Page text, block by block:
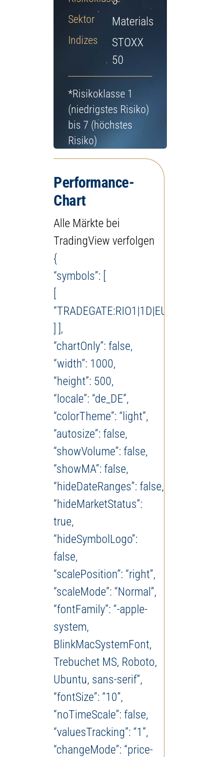
Sektor Materials
Indizes
STOXX
50
*Risikoklasse 1
(niedrigstes Risiko)
bis 7 (höchstes
Risiko)
Performance-
Chart
Alle Märkte bei
TradingView verfolgen
{
“symbols”: [
“TRADEGATE:RIO1|1D|EUR”
] ],
“chartOnly”: false,
“width”: 1000,
“height”: 500,
“locale”: “de_DE”,
“colorTheme”: “light”,
“autosize”: false,
“showVolume”: false,
“showMA”: false,
“hideDateRanges”: false,
“hideMarketStatus”:
true,
“hideSymbolLogo”:
false,
“scalePosition”: “right”,
“scaleMode”: “Normal”,
“fontFamily”: “-apple-
system,
BlinkMacSystemFont,
Trebuchet MS, Roboto,
Ubuntu, sans-serif”,
“fontSize”: “10”,
“noTimeScale”: false,
“valuesTracking”: “1”,
“changeMode”: “price-